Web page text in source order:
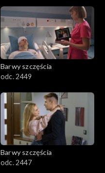
Barwy szczęścia
odc. 2449
Barwy szczęścia
odc. 2447